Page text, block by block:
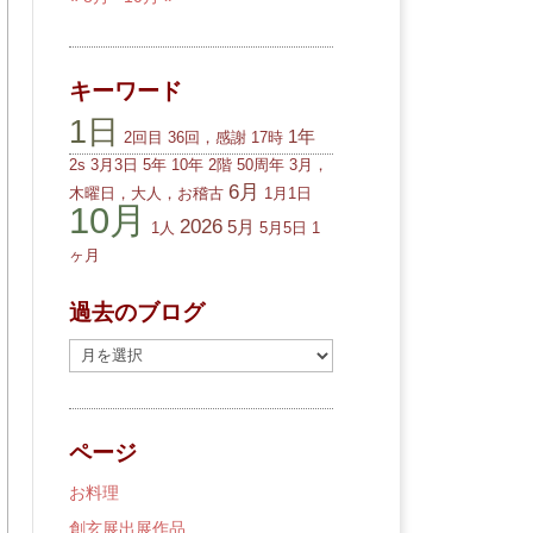
キーワード
1日 2回目 36回，感謝 17時 1年
2s 3月3日 5年 10年 2階 50周年 3月，
木曜日，大人，お稽古 6月 1月1日
10月 1人 2026 5月 5月5日 1
ヶ月
過去のブログ
去
の
ロ
グ
ページ
お料理
創玄展出展作品